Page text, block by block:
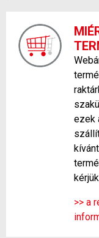
ezek
>> a